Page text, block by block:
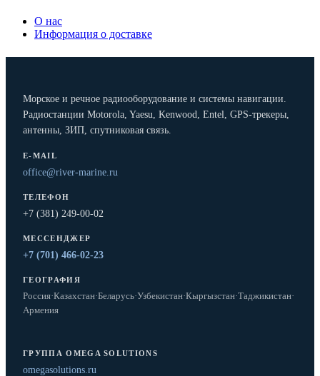
О нас
Информация о доставке
Морское и речное радиооборудование и системы навигации.
Радиостанции Motorola, Yaesu, Kenwood, Entel, GPS-трекеры,
антенны, ЗИП, спутниковая связь.
E-MAIL
office@river-marine.ru
ТЕЛЕФОН
+7 (381) 249-00-02
МЕССЕНДЖЕР
+7 (701) 466-02-23
ГЕОГРАФИЯ
Россия·Казахстан·Беларусь·Узбекистан·Кыргызстан·Таджикистан·
Армения
ГРУППА OMEGA SOLUTIONS
omegasolutions.ru